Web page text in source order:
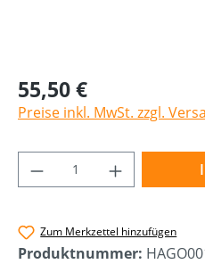
55,50 €
Preise inkl. MwSt. zzgl.
Produkt Anzahl:
Zum Merkzettel hinzufügen
Produktnummer: